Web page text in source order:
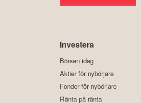
Investera
Börsen idag
Aktier för nybörjare
Fonder för nybörjare
Ränta på ränta